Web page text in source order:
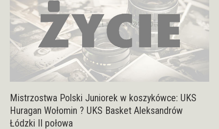
Mistrzostwa Polski Juniorek w koszykówce: UKS
Huragan Wołomin ? UKS Basket Aleksandrów
Łódzki II połowa